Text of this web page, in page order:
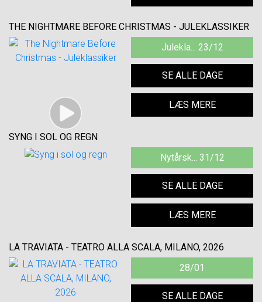
THE NIGHTMARE BEFORE CHRISTMAS - JULEKLASSIKER
Julekla... 23/12
SE ALLE DAGE
LÆS MERE
SYNG I SOL OG REGN
Nytårsk... 31/12
SE ALLE DAGE
LÆS MERE
LA TRAVIATA - TEATRO ALLA SCALA, MILANO, 2026
28/01
SE ALLE DAGE